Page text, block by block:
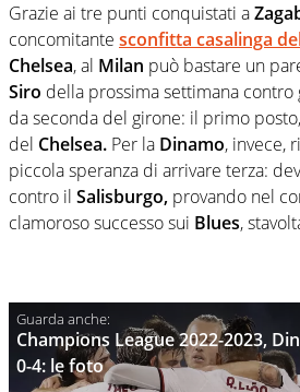
Grazie ai tre punti conquistati a
concomitante sconfitta casalinga
Chelsea, al Milan può bastare un
Siro della prossima settimana contro
da seconda del girone: il primo
del Chelsea. Per la Dinamo, invece,
piccola speranza di arrivare terza:
contro il Salisburgo, provando nel
clamoroso successo sui Blues,
Champions League 2022-2023,
0-4: le foto